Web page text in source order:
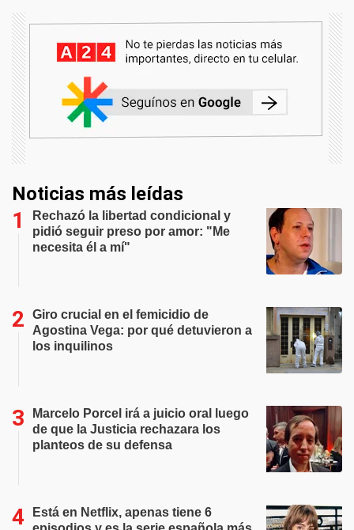
Noticias más leídas
Rechazó la libertad condicional y
pidió seguir preso por amor: "Me
necesita él a mí"
Giro crucial en el femicidio de
Agostina Vega: por qué detuvieron a
los inquilinos
Marcelo Porcel irá a juicio oral luego
de que la Justicia rechazara los
planteos de su defensa
Está en Netflix, apenas tiene 6